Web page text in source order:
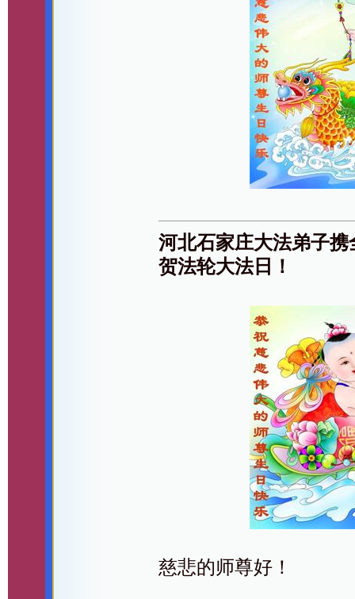
河北石家庄大法弟子
贺法轮大法日！
慈悲的师尊好！